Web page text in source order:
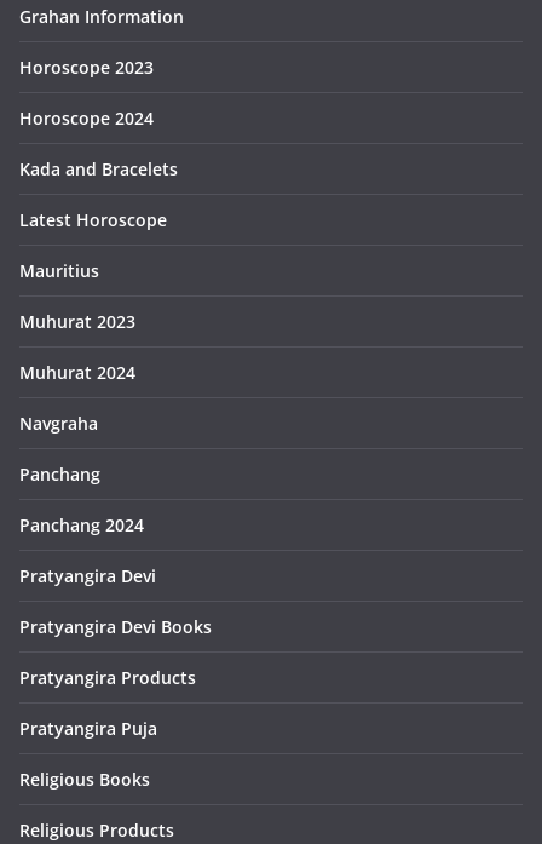
Grahan Information
Horoscope 2023
Horoscope 2024
Kada and Bracelets
Latest Horoscope
Mauritius
Muhurat 2023
Muhurat 2024
Navgraha
Panchang
Panchang 2024
Pratyangira Devi
Pratyangira Devi Books
Pratyangira Products
Pratyangira Puja
Religious Books
Religious Products